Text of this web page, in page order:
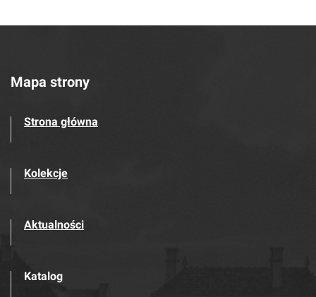
Mapa strony
Strona główna
Kolekcje
Aktualności
Katalog